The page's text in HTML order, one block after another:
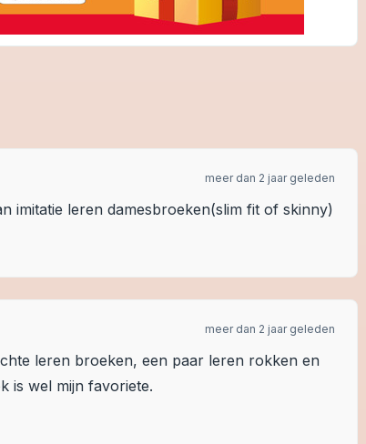
meer dan 2 jaar geleden
imitatie leren damesbroeken(slim fit of skinny)
meer dan 2 jaar geleden
leren broeken, een paar leren rokken en
is wel mijn favoriete.